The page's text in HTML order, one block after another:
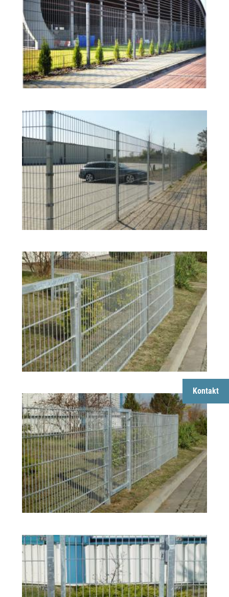
Kontakt